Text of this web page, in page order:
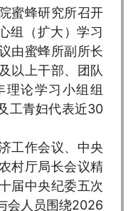
蜜蜂研究所召开
组（扩大）学习
由蜜蜂所副所长
以上干部、团队
理论学习小组组
工青妇代表近30
工作会议、中央
村厅局长会议精
届中央纪委五次
会人员围绕2026